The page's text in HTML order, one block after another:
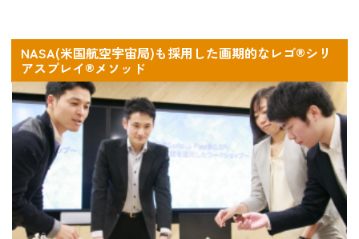
NASA(米国航空宇宙局)も採用した画期的なレゴ®シリ
アスプレイ®メソッド